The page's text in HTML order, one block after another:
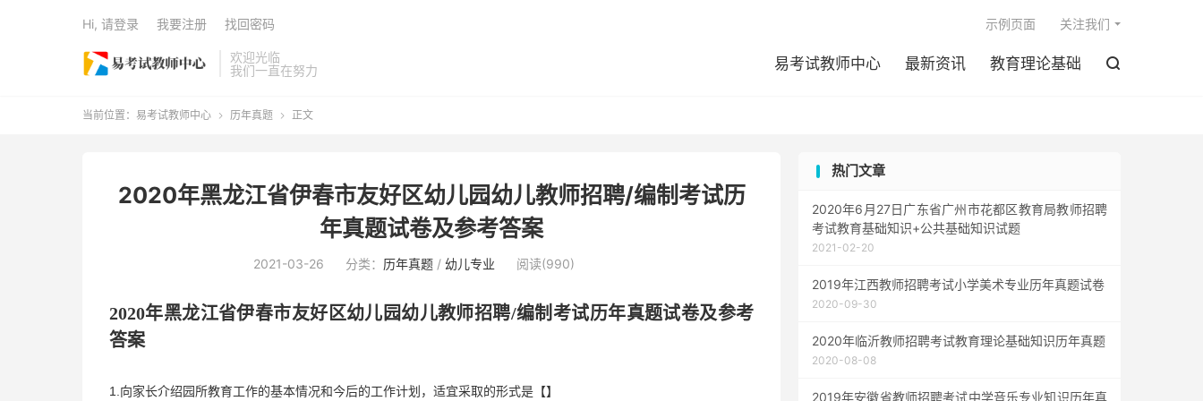
欢迎光临
我们一直在努力
易考试教师中心 最新资讯 教育理论基础 
示例页面 关注我们
Hi, 请登录 我要注册 找回密码
当前位置： 易考试教师中心  历年真题  正文
2020年黑龙江省伊春市友好区幼儿园幼儿教师招聘/编制考试历
年真题试卷及参考答案
2021-03-26 分类： 历年真题/ 幼儿专业 阅读(990)
2020年黑龙江省伊春市友好区幼儿园幼儿教师招聘/编制考试历年真题试卷及参考
答案
1.向家长介绍园所教育工作的基本情况和今后的工作计划，适宜采取的形式是【】
热门文章
2020年6月27日广东省广州市花都区教育局教师招聘
考试教育基础知识+公共基础知识试题
2021-02-20
2019年江西教师招聘考试小学美术专业历年真题试卷
2020-09-30
2020年临沂教师招聘考试教育理论基础知识历年真题
2020-08-08
2019年安徽省教师招聘考试中学音乐专业知识历年真